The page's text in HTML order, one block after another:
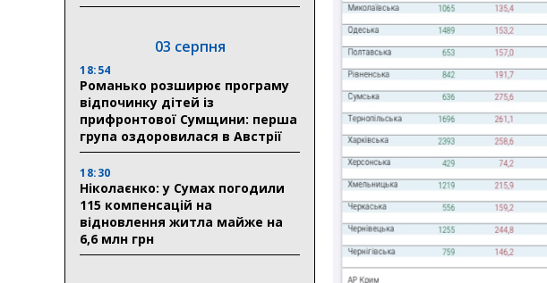
03 серпня
18:54
Романько розширює програму
відпочинку дітей із
прифронтової Сумщини: перша
група оздоровилася в Австрії
18:30
Ніколаєнко: у Сумах погодили
115 компенсацій на
відновлення житла майже на
6,6 млн грн